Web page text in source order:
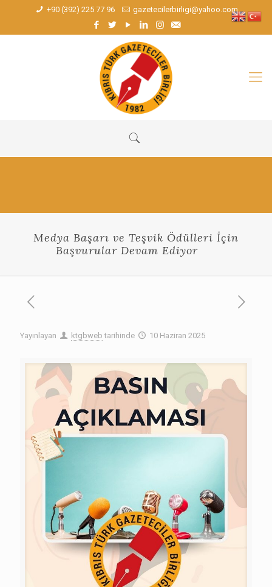
+90 (392) 225 77 96 gazetecilerbirligi@yahoo.com
Medya Başarı ve Teşvik Ödülleri İçin
Başvurular Devam Ediyor
Yayınlayan ktgbweb tarihinde 10 Haziran 2025